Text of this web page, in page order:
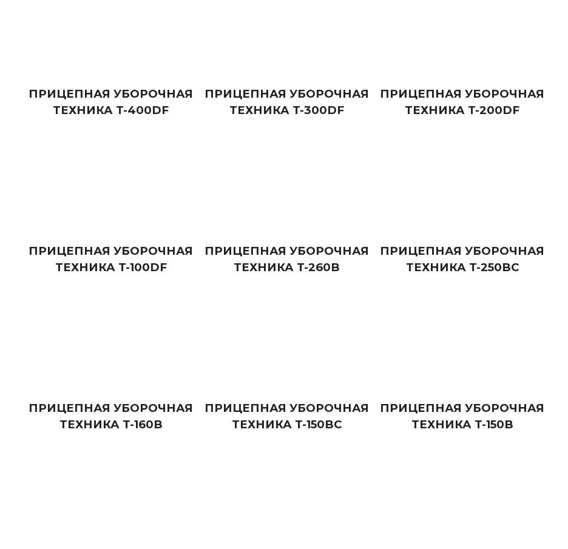
ПРИЦЕПНАЯ УБОРОЧНАЯ
ТЕХНИКА T-400DF
ПРИЦЕПНАЯ УБОРОЧНАЯ
ТЕХНИКА T-300DF
ПРИЦЕПНАЯ УБОРОЧНАЯ
ТЕХНИКА T-200DF
ПРИЦЕПНАЯ УБОРОЧНАЯ
ТЕХНИКА T-100DF
ПРИЦЕПНАЯ УБОРОЧНАЯ
ТЕХНИКА T-260B
ПРИЦЕПНАЯ УБОРОЧНАЯ
ТЕХНИКА T-250BC
ПРИЦЕПНАЯ УБОРОЧНАЯ
ТЕХНИКА T-160B
ПРИЦЕПНАЯ УБОРОЧНАЯ
ТЕХНИКА T-150BC
ПРИЦЕПНАЯ УБОРОЧНАЯ
ТЕХНИКА T-150B